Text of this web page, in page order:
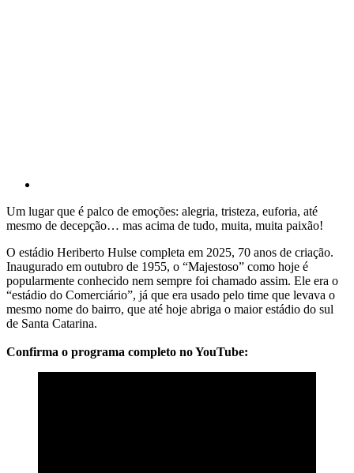
Um lugar que é palco de emoções: alegria, tristeza, euforia, até
mesmo de decepção… mas acima de tudo, muita, muita paixão!
O estádio Heriberto Hulse completa em 2025, 70 anos de criação.
Inaugurado em outubro de 1955, o “Majestoso” como hoje é
popularmente conhecido nem sempre foi chamado assim. Ele era o
“estádio do Comerciário”, já que era usado pelo time que levava o
mesmo nome do bairro, que até hoje abriga o maior estádio do sul
de Santa Catarina.
Confirma o programa completo no YouTube: